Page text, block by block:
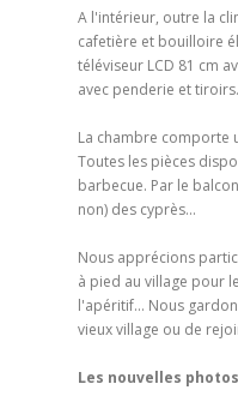
A l'intérieur, outre la
cafetière et bouilloire
téléviseur LCD 81 cm
avec penderie et
La chambre comporte
Toutes les pièces
barbecue. Par le
non) des cyprès...
Nous apprécions
à pied au village pour
l'apéritif... Nous
vieux village ou de
Les nouvelles